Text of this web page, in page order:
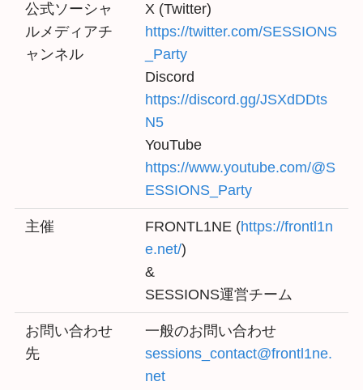
公式ソーシャ
ルメディアチ
ャンネル
X (Twitter)
https://twitter.com/SESSIONS
_Party
Discord
https://discord.gg/JSXdDDts
N5
YouTube
https://www.youtube.com/@S
ESSIONS_Party
主催 FRONTL1NE (https://frontl1n
e.net/)
&
SESSIONS運営チーム
お問い合わせ
先
一般のお問い合わせ
sessions_contact@frontl1ne.
net